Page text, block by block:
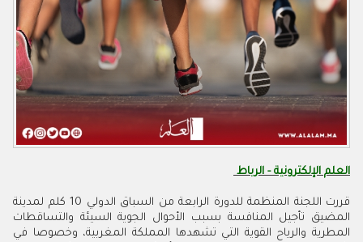
العلم الإلكترونية - الرباط
قررت اللجنة المنظمة للدورة الرابعة من السباق الدولي 10 كلم لمدينة
المضيق تأجيل المنافسة بسبب الأحوال الجوية السيئة والتساقطات
المطرية والرياح القوية التي تشهدها المملكة المغربية، وخصوصا في